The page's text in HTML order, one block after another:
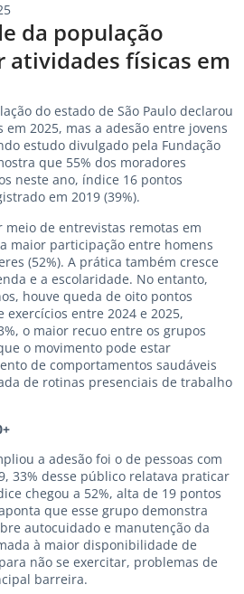
da população
físicas em
do estado de São Paulo declarou
2025, mas a adesão entre jovens
estudo divulgado pela Fundação
que 55% dos moradores
neste ano, índice 16 pontos
em 2019 (39%).
de entrevistas remotas em
maior participação entre homens
(52%). A prática também cresce
e a escolaridade. No entanto,
houve queda de oito pontos
entre 2024 e 2025,
o maior recuo entre os grupos
o movimento pode estar
de comportamentos saudáveis
de rotinas presenciais de trabalho
a adesão foi o de pessoas com
33% desse público relatava praticar
chegou a 52%, alta de 19 pontos
que esse grupo demonstra
autocuidado e manutenção da
à maior disponibilidade de
não se exercitar, problemas de
barreira.